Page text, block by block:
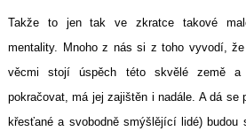
Takže to jen tak ve zkratce takové
mentality. Mnoho z nás si z toho vyvodí,
věcmi stojí úspěch této skvělé země
pokračovat, má jej zajištěn i nadále. A dá se
křesťané a svobodně smýšlějící lidé) budou